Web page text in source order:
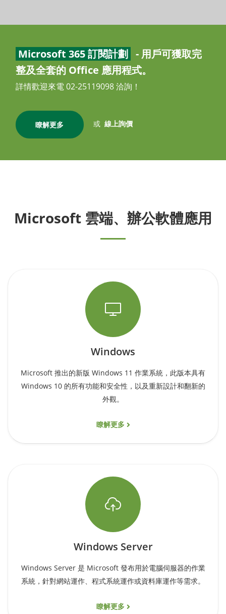
Microsoft 365 訂閱計劃 - 用戶可獲取完
整及全套的 Office 應用程式。
詳情歡迎來電 02-25119098 洽詢！
瞭解更多 或 線上詢價
Microsoft 雲端、辦公軟體應用
Windows
Microsoft 推出的新版 Windows 11 作業系統，此版本具有
Windows 10 的所有功能和安全性，以及重新設計和翻新的
外觀。
瞭解更多
Windows Server
Windows Server 是 Microsoft 發布用於電腦伺服器的作業
系統，針對網站運作、程式系統運作或資料庫運作等需求。
瞭解更多